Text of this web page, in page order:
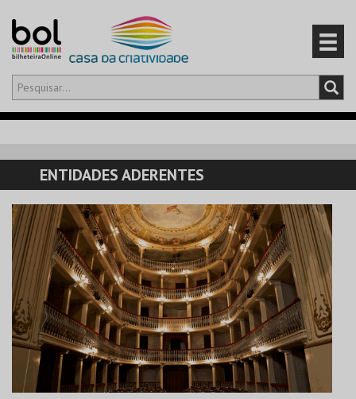
Olá,iniciar sessão
CARRINHO
EVENTOS
CARTÕES
PRODUTOS
ENTIDADES ADERENTES